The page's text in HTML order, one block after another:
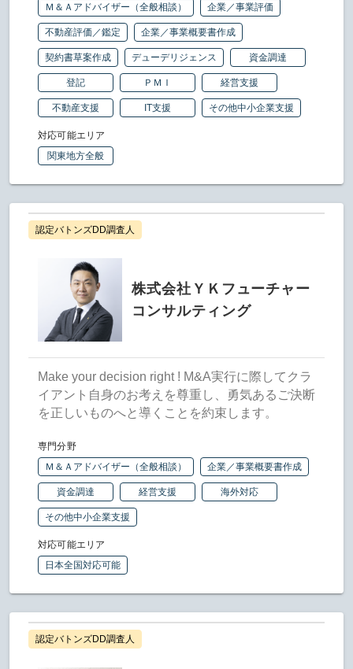
Ｍ＆Ａアドバイザー（全般相談）
企業／事業評価
不動産評価／鑑定 企業／事業概要書作成
契約書草案作成 デューデリジェンス 資金調達
登記 ＰＭＩ 経営支援
不動産支援 IT支援 その他中小企業支援
対応可能エリア
関東地方全般
認定バトンズDD調査人
株式会社ＹＫフューチャー
コンサルティング
Make your decision right ! M&A実行に際してクラ
イアント自身のお考えを尊重し、勇気あるご決断
を正しいものへと導くことを約束します。
専門分野
Ｍ＆Ａアドバイザー（全般相談）
企業／事業概要書作成
資金調達 経営支援 海外対応
その他中小企業支援
対応可能エリア
日本全国対応可能
認定バトンズDD調査人